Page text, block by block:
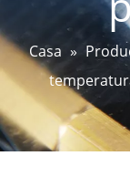
Servicio y
Noticias
Apoyo
Contáctenos
Casa »